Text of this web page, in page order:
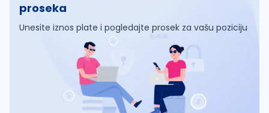
proseka
Unesite iznos plate i pogledajte prosek za vašu poziciju